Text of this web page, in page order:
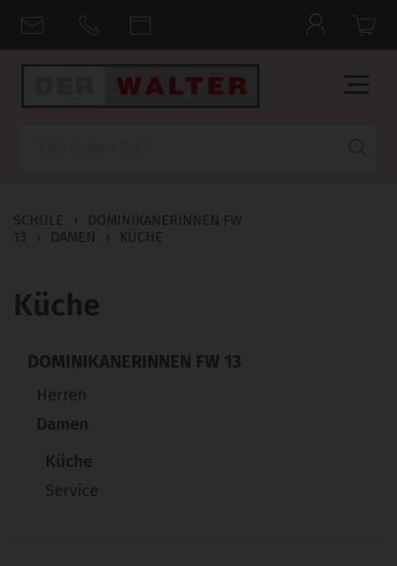
SCHULE ›
DOMINIKANERINNEN FW
13
› DAMEN › KÜCHE
Küche
DOMINIKANERINNEN FW 13
Herren
Damen
Küche
Service